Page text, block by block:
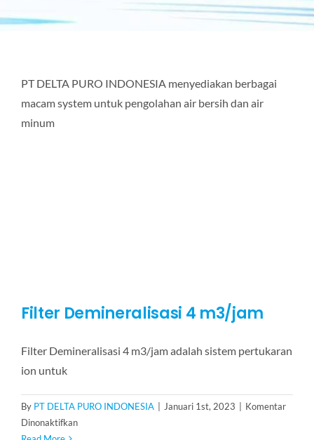
PT DELTA PURO INDONESIA menyediakan berbagai
macam system untuk pengolahan air bersih dan air
minum
Filter Demineralisasi 4 m3/jam
Filter Demineralisasi 4 m3/jam adalah sistem pertukaran
ion untuk
By PT DELTA PURO INDONESIA Januari 1st, 2023
Komentar
Dinonaktifkanpada